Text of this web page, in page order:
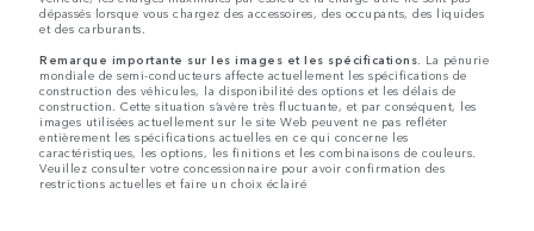
dépassés lorsque vous chargez des accessoires, des occupants, des liquides
et des carburants.
Remarque importante sur les images et les spécifications. La pénurie
mondiale de semi-conducteurs affecte actuellement les spécifications de
construction des véhicules, la disponibilité des options et les délais de
construction. Cette situation s’avère très fluctuante, et par conséquent, les
images utilisées actuellement sur le site Web peuvent ne pas refléter
entièrement les spécifications actuelles en ce qui concerne les
caractéristiques, les options, les finitions et les combinaisons de couleurs.
Veuillez consulter votre concessionnaire pour avoir confirmation des
restrictions actuelles et faire un choix éclairé